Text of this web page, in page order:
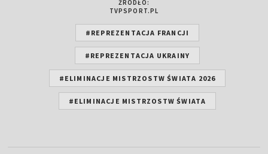
ŹRÓDŁO:
TVPSPORT.PL
#REPREZENTACJA FRANCJI
#REPREZENTACJA UKRAINY
#ELIMINACJE MISTRZOSTW ŚWIATA 2026
#ELIMINACJE MISTRZOSTW ŚWIATA